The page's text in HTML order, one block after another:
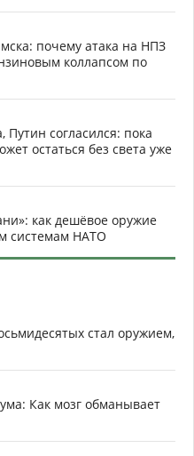
почему атака на НПЗ
коллапсом по
согласился: пока
остаться без света уже
как дешёвое оружие
системам НАТО
стал оружием,
Как мозг обманывает